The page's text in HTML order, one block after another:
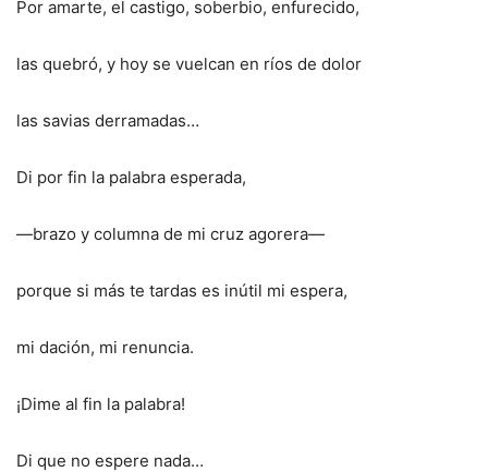
Por amarte, el castigo, soberbio, enfurecido,
las quebró, y hoy se vuelcan en ríos de dolor
las savias derramadas…
Di por fin la palabra esperada,
—brazo y columna de mi cruz agorera—
porque si más te tardas es inútil mi espera,
mi dación, mi renuncia.
¡Dime al fin la palabra!
Di que no espere nada…